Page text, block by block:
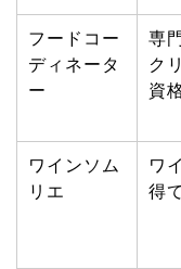
フードコー
ディネータ
ー
専
ク
資
ワインソム
リエ
ワ
得